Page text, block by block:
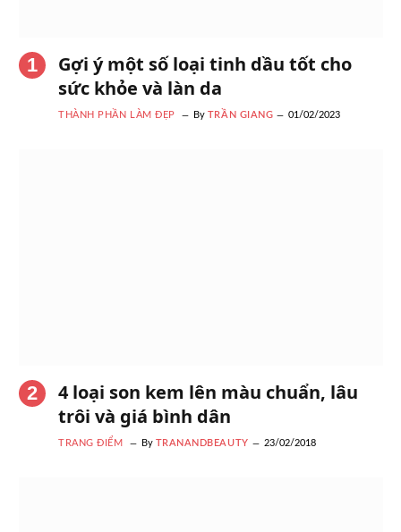
Gợi ý một số loại tinh dầu tốt cho
sức khỏe và làn da
THÀNH PHẦN LÀM ĐẸP By TRẦN GIANG 01/02/2023
4 loại son kem lên màu chuẩn, lâu
trôi và giá bình dân
TRANG ĐIỂM By TRANANDBEAUTY 23/02/2018